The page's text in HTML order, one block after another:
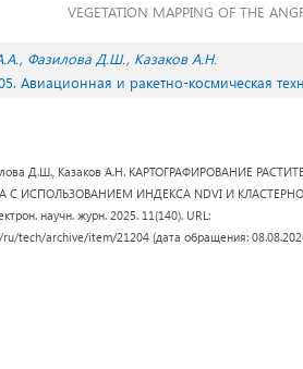
VEGETATION MAPPING OF THE
Фазилова Д.Ш. Казаков А.Н.
Авиационная и ракетно-космическая
Д.Ш., Казаков А.Н. КАРТОГРАФИРОВАНИЕ
С ИСПОЛЬЗОВАНИЕМ ИНДЕКСА NDVI И
научн. журн. 2025. 11(140). URL:
tech/archive/item/21204 (дата обращения: